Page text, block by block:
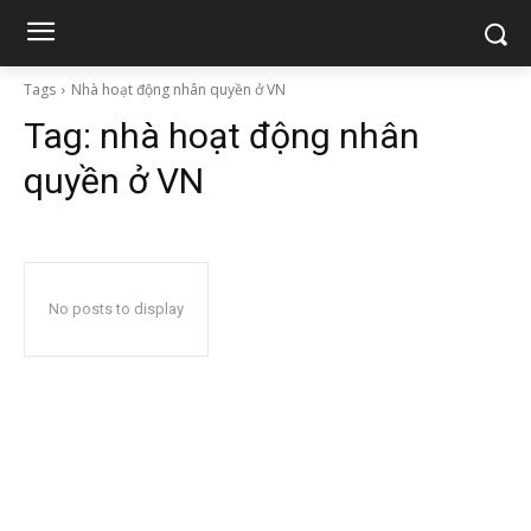
Tags Nhà hoạt động nhân quyền ở VN
Tag: nhà hoạt động nhân
quyền ở VN
No posts to display